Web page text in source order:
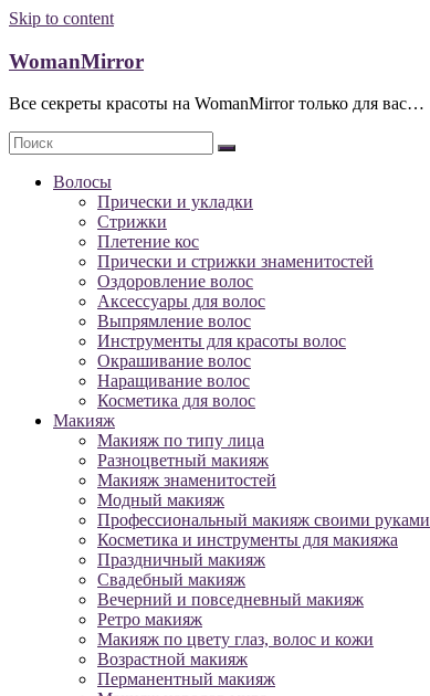
Skip to content
WomanMirror
Все секреты красоты на WomanMirror только для вас…
Волосы
Прически и укладки
Стрижки
Плетение кос
Прически и стрижки знаменитостей
Оздоровление волос
Аксессуары для волос
Выпрямление волос
Инструменты для красоты волос
Окрашивание волос
Наращивание волос
Косметика для волос
Макияж
Макияж по типу лица
Разноцветный макияж
Макияж знаменитостей
Модный макияж
Профессиональный макияж своими руками
Косметика и инструменты для макияжа
Праздничный макияж
Свадебный макияж
Вечерний и повседневный макияж
Ретро макияж
Макияж по цвету глаз, волос и кожи
Возрастной макияж
Перманентный макияж